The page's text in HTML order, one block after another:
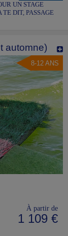
UN STAGE
DIT, PASSAGE
automne)
8-12 ANS
À partir de
1 109 €